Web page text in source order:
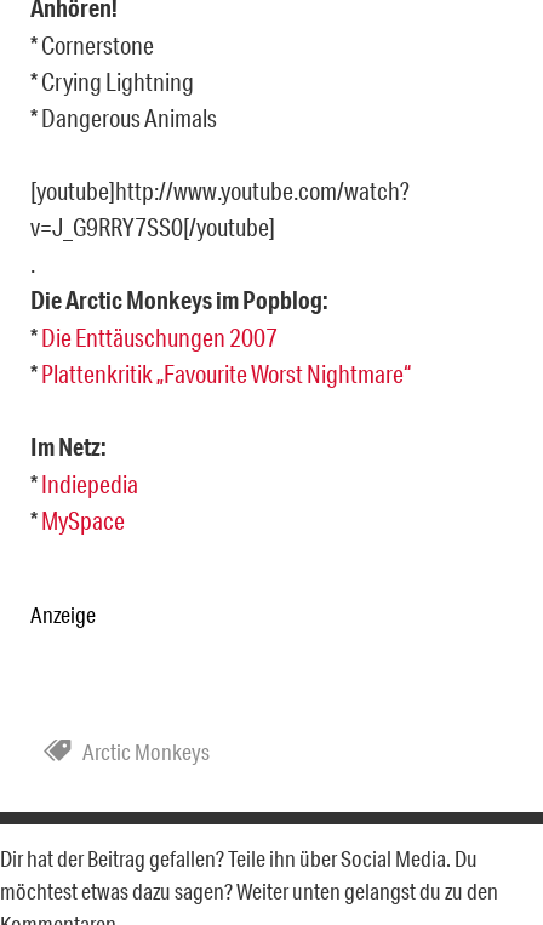
Anhören!
* Cornerstone
* Crying Lightning
* Dangerous Animals
[youtube]http://www.youtube.com/watch?
v=J_G9RRY7SS0[/youtube]
.
Die Arctic Monkeys im Popblog:
*Die Enttäuschungen 2007
*Plattenkritik „Favourite Worst Nightmare“
Im Netz:
*Indiepedia
*MySpace
Anzeige
Arctic Monkeys
Dir hat der Beitrag gefallen? Teile ihn über Social Media. Du
möchtest etwas dazu sagen? Weiter unten gelangst du zu den